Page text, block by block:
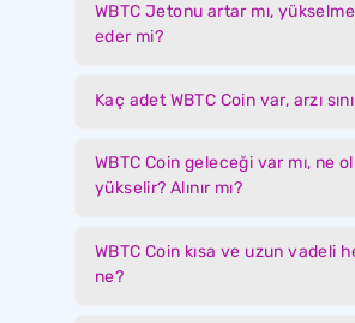
WBTC Jetonu artar mı,
eder mi?
Kaç adet WBTC Coin var, arzı
WBTC Coin geleceği var mı, ne
yükselir? Alınır mı?
WBTC Coin kısa ve uzun vadeli
ne?